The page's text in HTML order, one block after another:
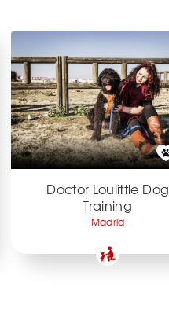
Doctor Loulittle Dog
Training
Madrid